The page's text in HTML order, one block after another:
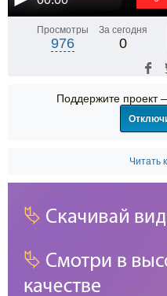
Просмотры
976
За сегодня
0
Поддержите проект
Читать